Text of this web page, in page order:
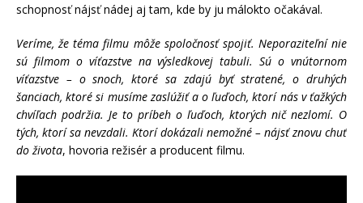
schopnosť nájsť nádej aj tam, kde by ju málokto očakával.
Veríme, že téma filmu môže spoločnosť spojiť. Neporaziteľní nie
sú filmom o víťazstve na výsledkovej tabuli. Sú o vnútornom
víťazstve – o snoch, ktoré sa zdajú byť stratené, o druhých
šanciach, ktoré si musíme zaslúžiť a o ľuďoch, ktorí nás v ťažkých
chvíľach podržia. Je to príbeh o ľuďoch, ktorých nič nezlomí. O
tých, ktorí sa nevzdali. Ktorí dokázali nemožné – nájsť znovu chuť
do života, hovoria režisér a producent filmu.